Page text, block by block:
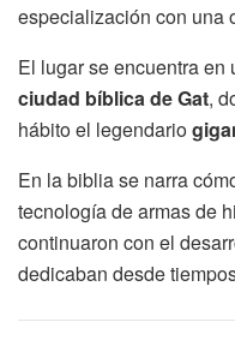
especialización con una
El lugar se encuentra
ciudad bíblica de Gat,
hábito el legendario
En la biblia se narra
tecnología de armas de
continuaron con el
dedicaban desde